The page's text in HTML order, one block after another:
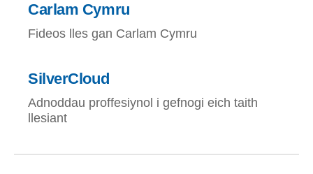
Carlam Cymru
Fideos lles gan Carlam Cymru
SilverCloud
Adnoddau proffesiynol i gefnogi eich taith
llesiant